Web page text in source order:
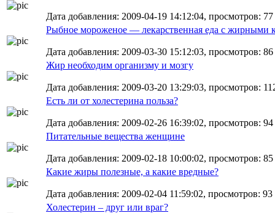
Дата добавления: 2009-04-19 14:12:04, просмотров: 77
Рыбное мороженое — лекарственная еда с жирными
Дата добавления: 2009-03-30 15:12:03, просмотров: 86
Жир необходим организму и мозгу
Дата добавления: 2009-03-20 13:29:03, просмотров:
Есть ли от холестерина польза?
Дата добавления: 2009-02-26 16:39:02, просмотров: 94
Питательные вещества женщине
Дата добавления: 2009-02-18 10:00:02, просмотров: 85
Какие жиры полезные, а какие вредные?
Дата добавления: 2009-02-04 11:59:02, просмотров: 93
Холестерин – друг или враг?